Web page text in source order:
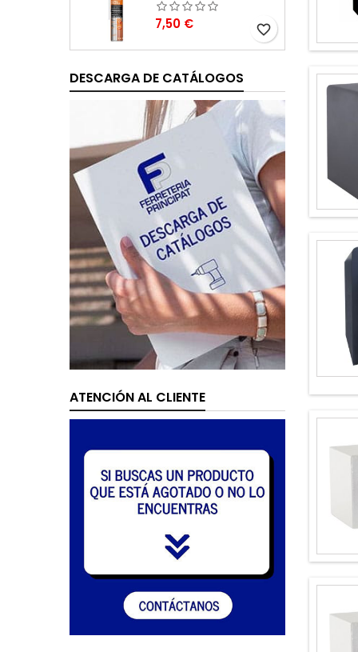
Precio
7,50 € favorite_border
DESCARGA DE CATÁLOGOS
ATENCIÓN AL CLIENTE